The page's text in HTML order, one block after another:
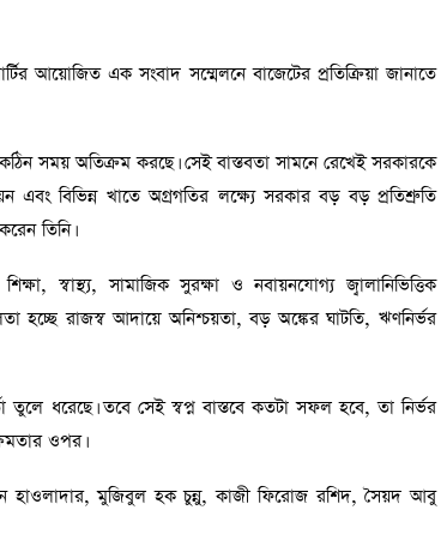
আয়োজিত এক সংবাদ সম্মেলনে বাজেটের প্রতিক্রিয়া জানাতে
সময় অতিক্রম করছে। সেই বাস্তবতা সামনে রেখেই সরকারকে
বিভিন্ন খাতে অগ্রগতির লক্ষ্যে সরকার বড় বড় প্রতিশ্রুতি
তিনি।
স্বাস্থ্য, সামাজিক সুরক্ষা ও নবায়নযোগ্য জ্বালানিভিত্তিক
হচ্ছে রাজস্ব আদায়ে অনিশ্চয়তা, বড় অঙ্কের ঘাটতি, ঋণনির্ভর
ধরেছে। তবে সেই স্বপ্ন বাস্তবে কতটা সফল হবে, তা নির্ভর
ওপর।
মুজিবুল হক চুন্নু, কাজী ফিরোজ রশিদ, সৈয়দ আবু